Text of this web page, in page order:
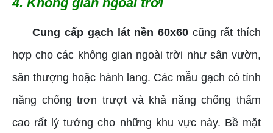
Cung cấp gạch lát nền 60x60cũng rất thích
hợp cho các không gian ngoài trời như sân vườn,
sân thượng hoặc hành lang. Các mẫu gạch có tính
năng chống trơn trượt và khả năng chống thấm
cao rất lý tưởng cho những khu vực này. Bề mặt